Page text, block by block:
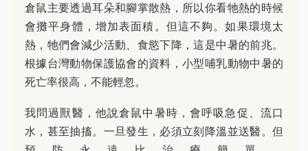
倉鼠主要透過耳朵和腳掌散熱，所以你看牠熱的時候
會攤平身體，增加表面積。但這不夠。如果環境太
熱，牠們會減少活動、食慾下降，這是中暑的前兆。
根據台灣動物保護協會的資料，小型哺乳動物中暑的
死亡率很高，不能輕忽。
我問過獸醫，他說倉鼠中暑時，會呼吸急促、流口
水，甚至抽搐。一旦發生，必須立刻降溫並送醫。但